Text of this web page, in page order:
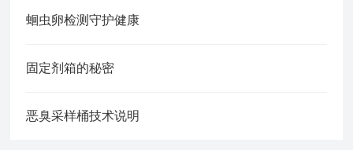
蛔虫卵检测守护健康
固定剂箱的秘密
恶臭采样桶技术说明